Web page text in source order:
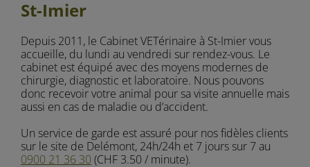
St-Imier
Depuis 2011, le Cabinet VETérinaire à St-Imier vous
accueille, du lundi au vendredi sur rendez-vous. Le
cabinet est équipé avec des moyens modernes de
chirurgie, diagnostic et laboratoire. Nous pouvons
donc recevoir votre animal pour sa visite annuelle mais
aussi en cas de maladie ou d’accident.
Un service de garde est assuré pour nos fidèles clients
sur le site de Delémont, 24h/24h et 7 jours sur 7 au
0900 21 36 30 (CHF 3.50 / minute).